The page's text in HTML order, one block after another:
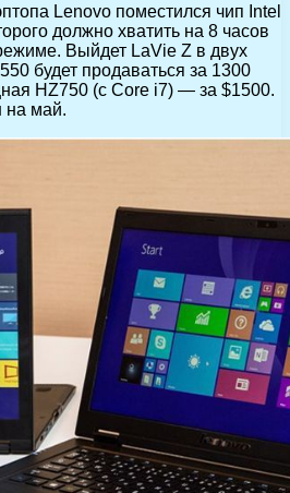
Lenovo поместился чип Intel
должно хватить на 8 часов
Выйдет LaVie Z в двух
будет продаваться за 1300
HZ750 (с Core i7) — за $1500.
на май.